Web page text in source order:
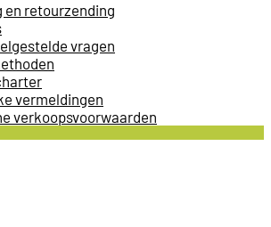
en retourzending
vragen
vermeldingen
verkoopsvoorwaarden